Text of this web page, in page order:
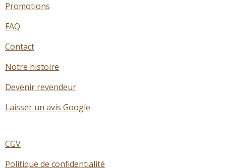
Promotions
FAQ
Contact
Notre histoire
Devenir revendeur
Laisser un avis Google
CGV
Politique de confidentialité